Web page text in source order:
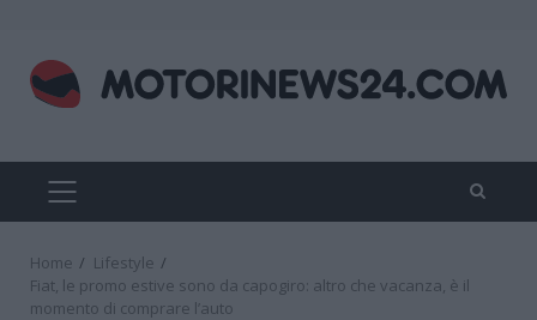
content
PRIMARY
MENU
Home
Lifestyle
Fiat, le promo estive sono da capogiro: altro che vacanza, è il
momento di comprare l’auto